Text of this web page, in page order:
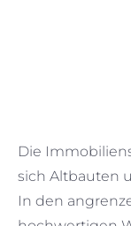
Die
sich Altbauten
In den